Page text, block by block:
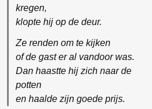
kregen,
klopte hij op de deur.
Ze renden om te kijken
of de gast er al vandoor was.
Dan haastte hij zich naar de
potten
en haalde zijn goede prijs.